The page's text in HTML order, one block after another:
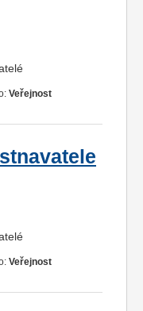
Veřejnost
Veřejnost